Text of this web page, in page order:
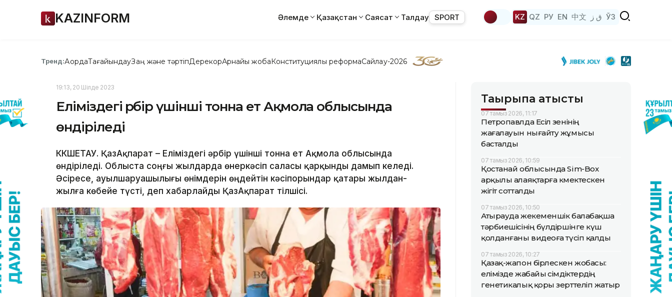
KAZINFORM Әлемде Қазақстан Саясат Талдау SPORT KZ QZ РУ EN 中文 ق ز ЎЗ
Тренд:АқордаТағайындауЗаң және тәртіпДерекқорАрнайы жобаКонституциялық реформаСайлау-2026
19:13, 20 Шілде 2023
Еліміздегі әрбір үшінші тонна ет Ақмола облысында
өндіріледі
КӨКШЕТАУ. ҚазАқпарат – Еліміздегі әрбір үшінші тонна ет Ақмола облысында
өндіріледі. Облыста соңғы жылдарда өнеркәсіп саласы қарқынды дамып келеді.
Әсіресе, ауылшаруашылығы өнімдерін өңдейтін кәсіпорындар қатары жылдан-
жылға көбейе түсті, деп хабарлайды ҚазАқпарат тілшісі.
Тақырыпқа қатысты
07 тамыз 2026, 11:17
Петропавлда Есіл өзенінің
жағалауын нығайту жұмысы
басталды
07 тамыз 2026, 10:59
Қостанай облысында Sim-Box
арқылы алаяқтарға көмектескен
жігіт сотталды
07 тамыз 2026, 10:50
Атырауда жекеменшік балабақша
тәрбиешісінің бүлдіршінге күш
қолданғаны видеоға түсіп қалды
07 тамыз 2026, 10:27
Қазақ-жапон бірлескен жобасы:
елімізде жабайы өсімдіктердің
генетикалық қоры зерттеліп жатыр